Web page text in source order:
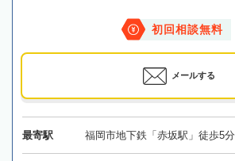
初回相談無料
メールする
最寄駅 福岡市地下鉄「赤坂駅」徒歩5分